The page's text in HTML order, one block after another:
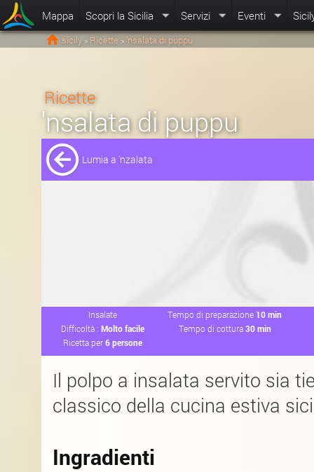
Mappa Scopri la Sicilia Servizi Eventi
sicily > Ricette > 'nsalata di puppu
Ricette
'nsalata di puppu
Lumia a 'nzalata
Insalate Tempo di preparazione 10 min
Difficoltà :Molto facile Tempo di cottura30 min
Ricetta per6 persone
Il polpo a insalata servito sia
classico della cucina estiva
Ingradienti